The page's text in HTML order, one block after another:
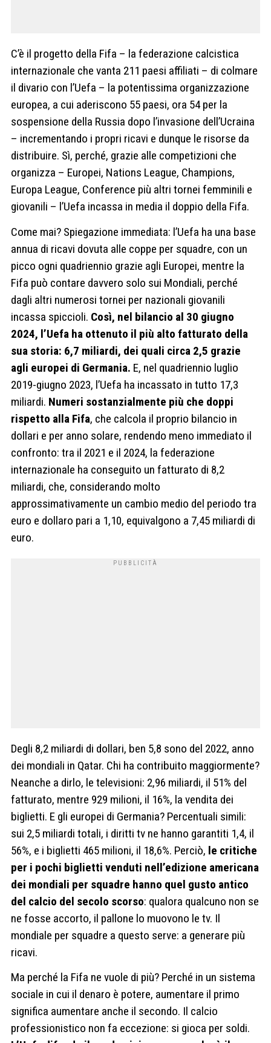
C’è il progetto della Fifa – la federazione calcistica
internazionale che vanta 211 paesi affiliati – di colmare
il divario con l’Uefa – la potentissima organizzazione
europea, a cui aderiscono 55 paesi, ora 54 per la
sospensione della Russia dopo l’invasione dell’Ucraina
– incrementando i propri ricavi e dunque le risorse da
distribuire. Sì, perché, grazie alle competizioni che
organizza – Europei, Nations League, Champions,
Europa League, Conference più altri tornei femminili e
giovanili – l’Uefa incassa in media il doppio della Fifa.
Come mai? Spiegazione immediata: l’Uefa ha una base
annua di ricavi dovuta alle coppe per squadre, con un
picco ogni quadriennio grazie agli Europei, mentre la
Fifa può contare davvero solo sui Mondiali, perché
dagli altri numerosi tornei per nazionali giovanili
incassa spiccioli. Così, nel bilancio al 30 giugno
2024, l’Uefa ha ottenuto il più alto fatturato della
sua storia: 6,7 miliardi, dei quali circa 2,5 grazie
agli europei di Germania. E, nel quadriennio luglio
2019-giugno 2023, l’Uefa ha incassato in tutto 17,3
miliardi. Numeri sostanzialmente più che doppi
rispetto alla Fifa, che calcola il proprio bilancio in
dollari e per anno solare, rendendo meno immediato il
confronto: tra il 2021 e il 2024, la federazione
internazionale ha conseguito un fatturato di 8,2
miliardi, che, considerando molto
approssimativamente un cambio medio del periodo tra
euro e dollaro pari a 1,10, equivalgono a 7,45 miliardi di
euro.
Degli 8,2 miliardi di dollari, ben 5,8 sono del 2022, anno
dei mondiali in Qatar. Chi ha contribuito maggiormente?
Neanche a dirlo, le televisioni: 2,96 miliardi, il 51% del
fatturato, mentre 929 milioni, il 16%, la vendita dei
biglietti. E gli europei di Germania? Percentuali simili:
sui 2,5 miliardi totali, i diritti tv ne hanno garantiti 1,4, il
56%, e i biglietti 465 milioni, il 18,6%. Perciò, le critiche
per i pochi biglietti venduti nell’edizione americana
dei mondiali per squadre hanno quel gusto antico
del calcio del secolo scorso: qualora qualcuno non se
ne fosse accorto, il pallone lo muovono le tv. Il
mondiale per squadre a questo serve: a generare più
ricavi.
Ma perché la Fifa ne vuole di più? Perché in un sistema
sociale in cui il denaro è potere, aumentare il primo
significa aumentare anche il secondo. Il calcio
professionistico non fa eccezione: si gioca per soldi.